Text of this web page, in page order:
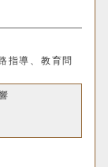
指導、教育問